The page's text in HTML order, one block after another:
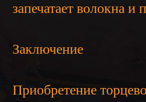
запечатает волокна и
Заключение
Приобретение